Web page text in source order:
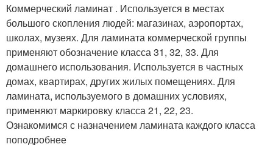
Коммерческий ламинат . Используется в местах
большого скопления людей: магазинах, аэропортах,
школах, музеях. Для ламината коммерческой группы
применяют обозначение класса 31, 32, 33. Для
домашнего использования. Используется в частных
домах, квартирах, других жилых помещениях. Для
ламината, используемого в домашних условиях,
применяют маркировку класса 21, 22, 23.
Ознакомимся с назначением ламината каждого класса
поподробнее